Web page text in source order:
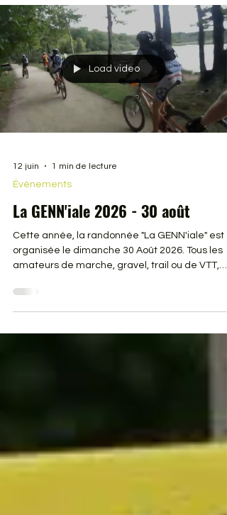
Load video
12 juin 1 min de lecture
Événements
La GENN'iale 2026 - 30 août
Cette année, la randonnée "La GENN'iale" est
organisée le dimanche 30 Août 2026. Tous les
amateurs de marche, gravel, trail ou de VTT,
sur vos agendas ! Vidéo de la 17e édition, les
bénévoles de l'association GENNES